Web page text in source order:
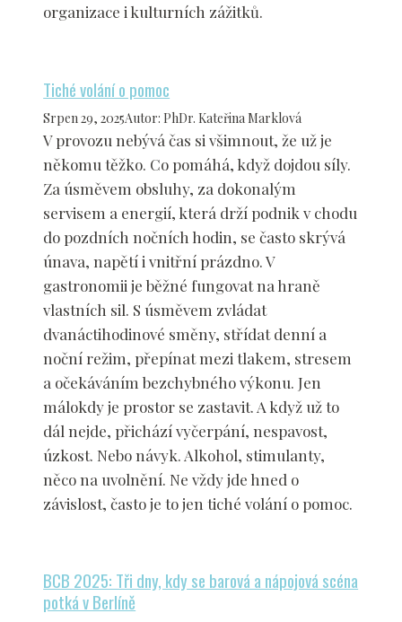
organizace i kulturních zážitků.
Tiché volání o pomoc
Srpen 29, 2025Autor: PhDr. Kateřina Marklová
V provozu nebývá čas si všimnout, že už je
někomu těžko. Co pomáhá, když dojdou síly.
Za úsměvem obsluhy, za dokonalým
servisem a energií, která drží podnik v chodu
do pozdních nočních hodin, se často skrývá
únava, napětí i vnitřní prázdno. V
gastronomii je běžné fungovat na hraně
vlastních sil. S úsměvem zvládat
dvanáctihodinové směny, střídat denní a
noční režim, přepínat mezi tlakem, stresem
a očekáváním bezchybného výkonu. Jen
málokdy je prostor se zastavit. A když už to
dál nejde, přichází vyčerpání, nespavost,
úzkost. Nebo návyk. Alkohol, stimulanty,
něco na uvolnění. Ne vždy jde hned o
závislost, často je to jen tiché volání o pomoc.
BCB 2025: Tři dny, kdy se barová a nápojová scéna
potká v Berlíně